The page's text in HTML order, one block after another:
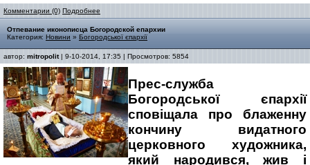
Комментарии (0) Подробнее
Отпевание иконописца Богородской епархии
Категория: Новини » Богородської єпархії
автор: mitropolit| 9-10-2014, 17:35 | Просмотров: 5854
Прес-служба
Богородської єпархії
сповіщала про блаженну
кончину видатного
церковного художника,
який народився, жив і